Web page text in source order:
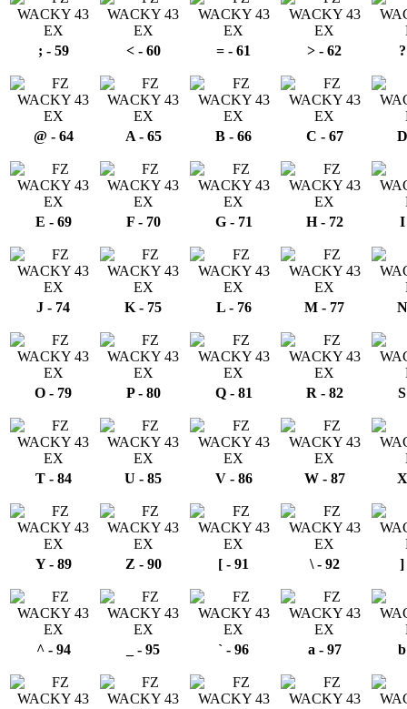
; - 59 < - 60 = - 61 > - 62
@ - 64 A - 65 B - 66 C - 67
E - 69 F - 70 G - 71 H - 72 I
J - 74 K - 75 L - 76 M - 77
O - 79 P - 80 Q - 81 R - 82
T - 84 U - 85 V - 86 W - 87
Y - 89 Z - 90 [ - 91 \ - 92 ]
^ - 94 _ - 95 ` - 96 a - 97